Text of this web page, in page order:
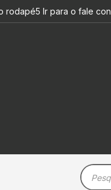
rodapé5 Ir para o fale